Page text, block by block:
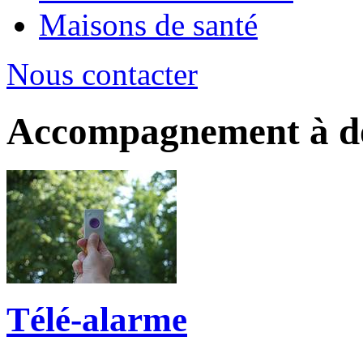
Maisons de santé
Nous contacter
Accompagnement à
Télé-alarme